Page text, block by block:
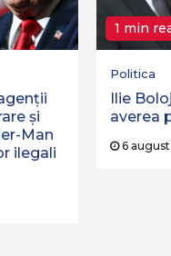
și
Man
ilegali
1 min
Politica
Ilie
averea
6